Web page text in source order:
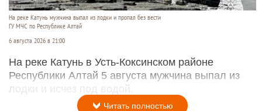
На реке Катунь мужчина выпал из лодки и пропал без вести
ГУ МЧС по Республике Алтай
6 августа 2026 в 21:00
На реке Катунь в Усть-Коксинском районе
Республики Алтай 5 августа мужчина выпал из
лодки и исчез под водой.
Читать полностью